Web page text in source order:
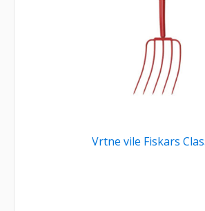
Vrtne vile Fiskars